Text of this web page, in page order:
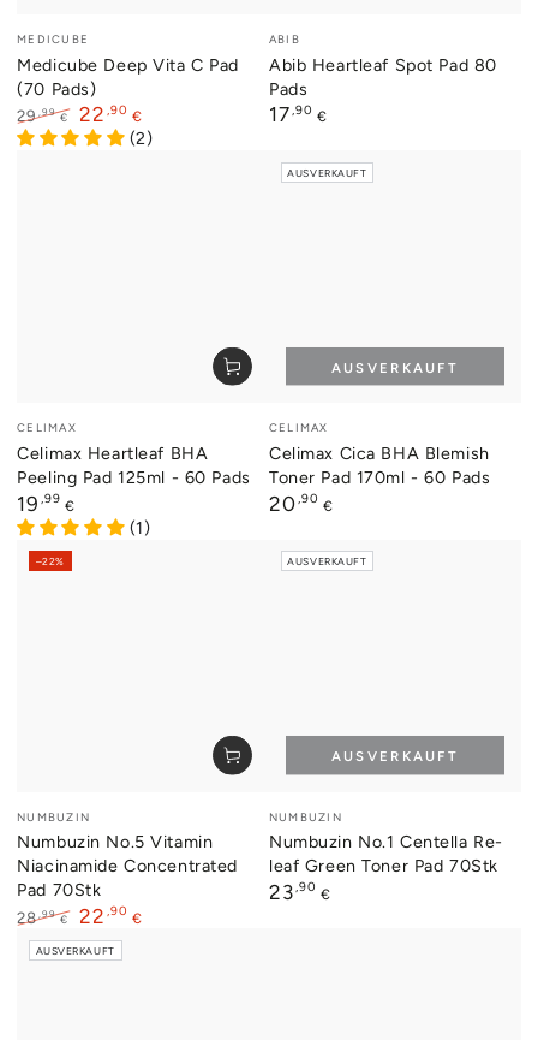
Verkäufer/in:
MEDICUBE
Medicube Deep Vita C Pad
(70 Pads)
Regulärer
29,99 €
Verkaufspreis
22 ,90 €
(2)
Verkäufer/in:
ABIB
Abib Heartleaf Spot Pad 80
Pads
Regulärer
17,90 €
Verkäufer/in:
CELIMAX
Celimax Heartleaf BHA
Peeling Pad 125ml - 60 Pads
Regulärer
Preis
19 ,99 €
(1)
Verkäufer/in:
CELIMAX
Celimax Cica BHA Blemish
Toner Pad 170ml - 60 Pads
Regulärer
20,90 €
AUSVERKAUFT
AUSVERKAUFT
Verkäufer/in:
NUMBUZIN
Numbuzin No.5 Vitamin
Niacinamide Concentrated
Pad 70Stk
Regulärer
Preis
28 ,99 €
Verkaufspreis
22 ,90 €
–22%
Verkäufer/in:
NUMBUZIN
Numbuzin No.1 Centella Re-
leaf Green Toner Pad 70Stk
Regulärer
23,90 €
AUSVERKAUFT
AUSVERKAUFT
AUSVERKAUFT